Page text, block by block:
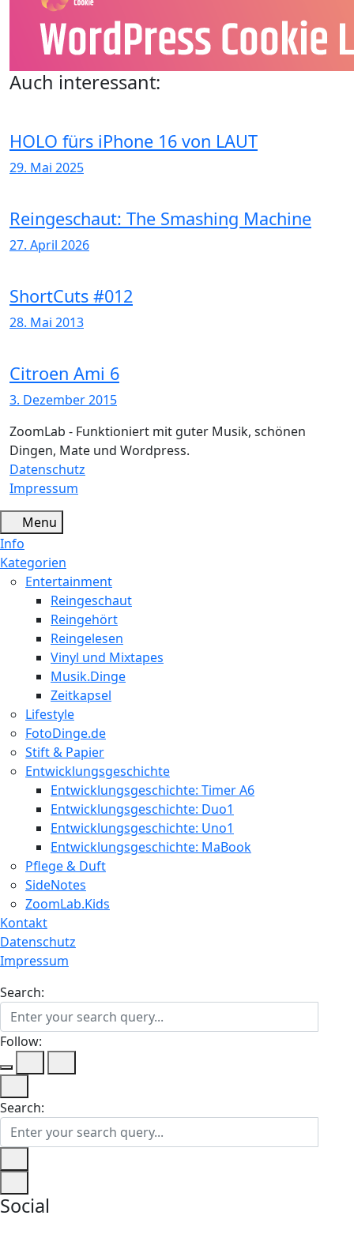
Auch interessant:
HOLO fürs iPhone 16 von LAUT
29. Mai 2025
Reingeschaut: The Smashing Machine
27. April 2026
ShortCuts #012
28. Mai 2013
Citroen Ami 6
3. Dezember 2015
ZoomLab - Funktioniert mit guter Musik, schönen
Dingen, Mate und Wordpress.
Datenschutz
Impressum
Menu
Info
Kategorien
Entertainment
Reingeschaut
Reingehört
Reingelesen
Vinyl und Mixtapes
Musik.Dinge
Zeitkapsel
Lifestyle
FotoDinge.de
Stift & Papier
Entwicklungsgeschichte
Entwicklungsgeschichte: Timer A6
Entwicklungsgeschichte: Duo1
Entwicklungsgeschichte: Uno1
Entwicklungsgeschichte: MaBook
Pflege & Duft
SideNotes
ZoomLab.Kids
Kontakt
Datenschutz
Impressum
Search:
Follow:
Search:
Social